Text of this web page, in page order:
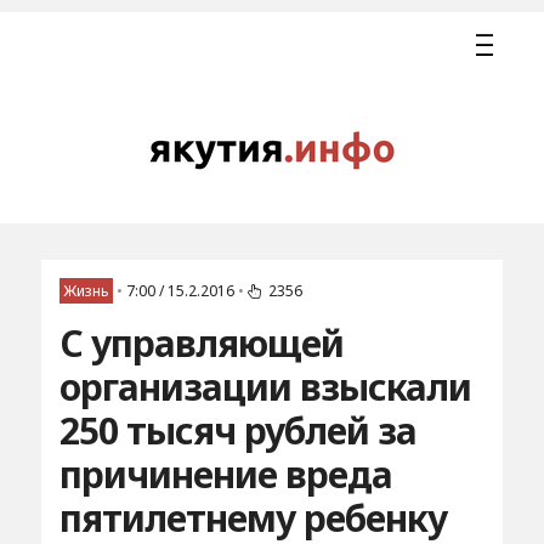
Жизнь • 7:00 / 15.2.2016 • 2356
С управляющей
организации взыскали
250 тысяч рублей за
причинение вреда
пятилетнему ребенку